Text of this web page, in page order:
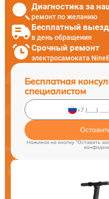
Диагностика за
ремонт по желанию
Бесплатный
в день обращения
Срочный ремонт
электросамоката
Бесплатная
специалистом
Нажимая на кнопку "Оставить